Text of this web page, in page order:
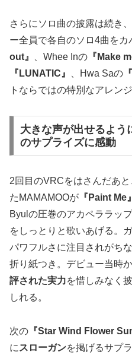
さらにソロ曲の披露は続き
ー全員で各自のソロ4曲をカ
out』
、Whee Inの 『Make
『LUNATIC』
、Hwa Saの
トならではの特別なアレン
大きな声が出せるよ
のサプライズに感動
2回目のVRCをはさんだあと
たMAMAMOOが 『Paint Me』
Byulの圧巻のアカペララッ
をしっとりと歌いあげる。
パワフルさに注目されがち
折り紙つき。デビュー当時
評された実力を惜しみなく
しれる。
次の 『Star Wind Flower
に スローガンを掲げるサプ